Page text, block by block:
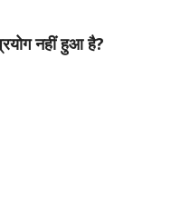
नहीं हुआ है?